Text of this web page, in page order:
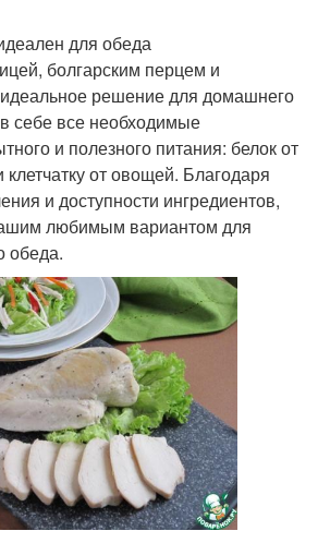
для обеда
болгарским перцем и
решение для домашнего
себе все необходимые
и полезного питания: белок от
от овощей. Благодаря
и доступности ингредиентов,
любимым вариантом для
обеда.